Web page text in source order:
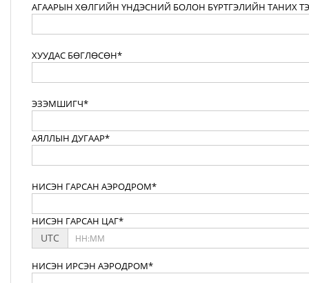
АГААРЫН ХӨЛГИЙН ҮНДЭСНИЙ БОЛОН БҮРТГЭЛИЙН ТАНИХ
ХУУДАС БӨГЛӨСӨН*
ЭЗЭМШИГЧ*
АЯЛЛЫН ДУГААР*
НИСЭН ГАРСАН АЭРОДРОМ*
НИСЭН ГАРСАН ЦАГ*
UTC
НИСЭН ИРСЭН АЭРОДРОМ*